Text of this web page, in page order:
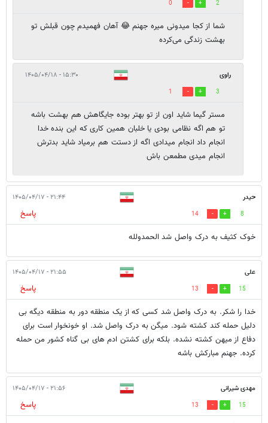
2
0
شما از کجا میدونی میره جهنم 😂 آهان فهمیدم چون قبلش تو
بهشت زندگی می‌کرده
راوی ۱۵:۳۰ - ۱۴۰۵/۰۴/۱۸
3
1
مستر گیما شاید اون از تو بهتر بوده جایگاهش هم بهشت باشه
تو هم اگه نظامی بودی یا خلبان همین کاری که این بنده خدا
انجام داد انجام میدادی اگه از دستت هم برمیاد شاید بدترش
انجام میدی مطمعن باش
حیدر ۲۱:۴۴ - ۱۴۰۵/۰۴/۱۷
8
14
پاسخ
خوک کثیف به درک واصل شد الحمدولله
علی ۲۱:۵۵ - ۱۴۰۵/۰۴/۱۷
15
13
پاسخ
خدا را شکر. به درک واصل شد کسی که از یک منطقه دور به منطقه دیگه بی
دلیل حمله کند کشته شود. میگن به درک واصل شد. او خونخوار است برای
دفاع از میهن کشته نشده. بلکه برای کشتن ادم های بی گناه کشور من حمله
کرده. جهنم مبارکش باشه
مهدی شیرانی ۲۱:۵۶ - ۱۴۰۵/۰۴/۱۷
15
13
پاسخ